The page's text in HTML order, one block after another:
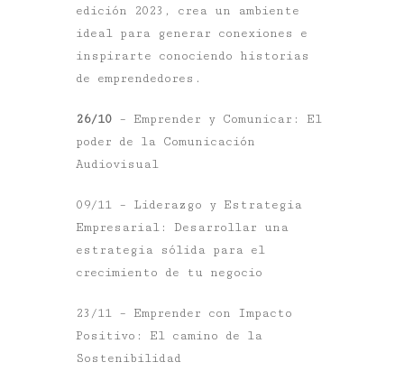
edición 2023, crea un ambiente
ideal para generar conexiones e
inspirarte conociendo historias
de emprendedores.
26/10 – Emprender y Comunicar: El
poder de la Comunicación
Audiovisual
09/11 – Liderazgo y Estrategia
Empresarial: Desarrollar una
estrategia sólida para el
crecimiento de tu negocio
23/11 – Emprender con Impacto
Positivo: El camino de la
Sostenibilidad